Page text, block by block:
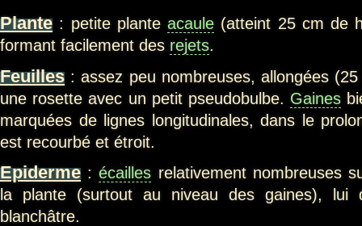
Plante : petite plante acaule (atteint 25 cm de
formant facilement des rejets.
Feuilles : assez peu nombreuses, allongées
une rosette avec un petit pseudobulbe. Gaines
marquées de lignes longitudinales, dans le
est recourbé et étroit.
Epiderme :écailles relativement nombreuses
la plante (surtout au niveau des gaines), lui
blanchâtre.